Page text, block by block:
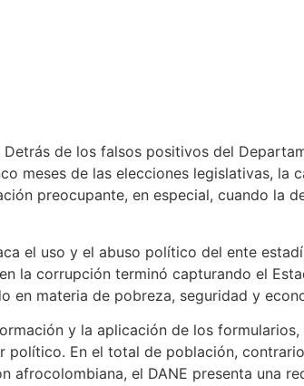
de los falsos positivos del
meses de las elecciones legislativas, la
preocupante, en especial, cuando la
el uso y el abuso político del ente
la corrupción terminó capturando el
en materia de pobreza, seguridad y
y la aplicación de los
En el total de población,
el DANE presenta una